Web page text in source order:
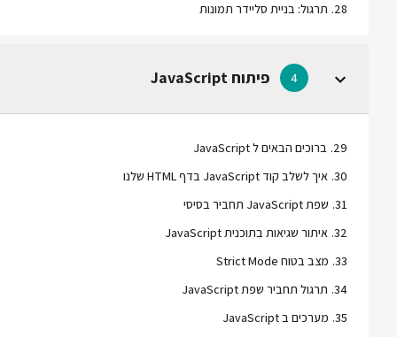
28
. תרגול: בניית סליידר תמונות
4 פיתוח JavaScript
29
. ברוכים הבאים ל JavaScript
30
. איך לשלב קוד JavaScript בדף HTML שלנו
31
. שפת JavaScript תחביר בסיסי
32
. איתור שגיאות בתוכנית JavaScript
33
. מצב בטוח Strict Mode
34
. תרגול תחביר שפת JavaScript
35
. מערכים ב JavaScript